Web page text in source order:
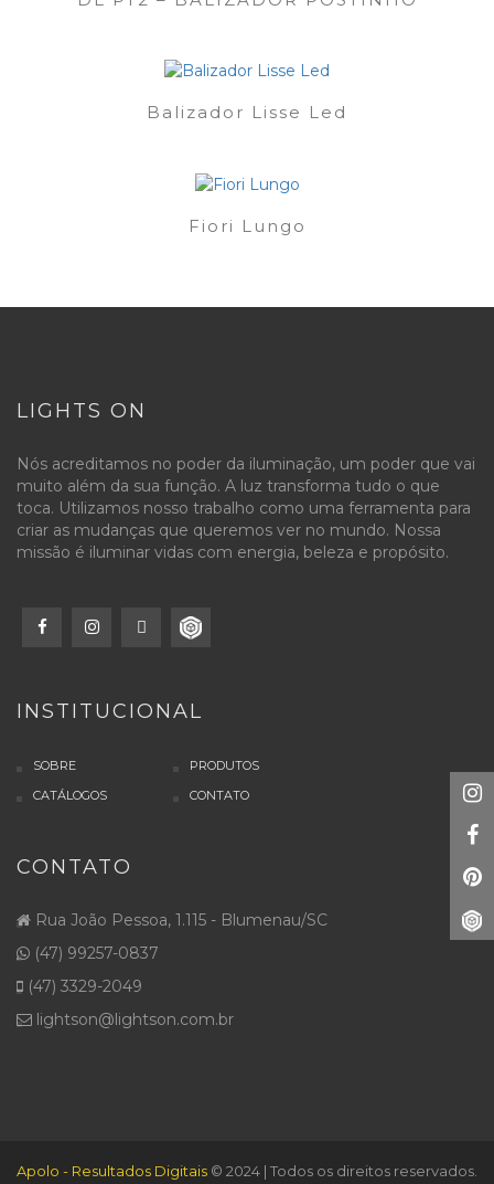
Balizador Lisse Led
Fiori Lungo
LIGHTS ON
Nós acreditamos no poder da iluminação, um poder que vai
muito além da sua função. A luz transforma tudo o que
toca. Utilizamos nosso trabalho como uma ferramenta para
criar as mudanças que queremos ver no mundo. Nossa
missão é iluminar vidas com energia, beleza e propósito.
INSTITUCIONAL
SOBRE
PRODUTOS
CATÁLOGOS
CONTATO
CONTATO
Rua João Pessoa, 1.115 - Blumenau/SC
(47) 99257-0837
(47) 3329-2049
lightson@lightson.com.br
Apolo - Resultados Digitais © 2024 | Todos os direitos reservados.